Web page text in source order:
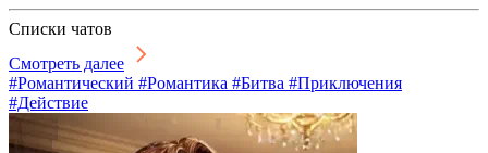
Списки чатов
Смотреть далее
#Романтический #Романтика #Битва #Приключения
#Действие